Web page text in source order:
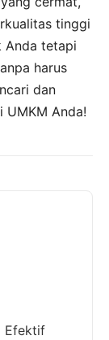
tinggi
Anda tetapi
harus
dan
UMKM Anda!
Efektif